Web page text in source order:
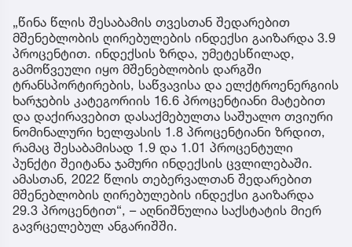
„წინა წლის შესაბამის თვესთან შედარებით
მშენებლობის ღირებულების ინდექსი გაიზარდა 3.9
პროცენტით. ინდექსის ზრდა, უმეტესწილად,
გამოწვეული იყო მშენებლობის დარგში
ტრანსპორტირების, საწვავისა და ელქტროენერგიის
ხარჯების კატეგორიის 16.6 პროცენტიანი მატებით
და დაქირავებით დასაქმებულთა საშუალო თვიური
ნომინალური ხელფასის 1.8 პროცენტიანი ზრდით,
რამაც შესაბამისად 1.9 და 1.01 პროცენტული
პუნქტი შეიტანა ჯამური ინდექსის ცვლილებაში.
ამასთან, 2022 წლის თებერვალთან შედარებით
მშენებლობის ღირებულების ინდექსი გაიზარდა
29.3 პროცენტით“, – აღნიშნულია საქსტატის მიერ
გავრცელებულ ანგარიშში.